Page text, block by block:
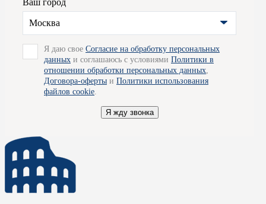
– эта продукция прослужит вам долгие годы, не теряя своего
первоначального внешнего вида и функциональности.
Изделия фабрики ко всему прочему обладают демократичной
ценой, что наряду с отменным качеством делают их просто
великолепными.
Для получения подробной информации вы можете обратиться
к специалистам наших салонов, - они будут рады
проконсультировать вас по всем вопросам и помогут
вас доставку товара по Москве.
Ваш город
Москва
Я даю свое Согласие на обработку персональных
данных и соглашаюсь с условиями Политики в
отношении обработки персональных данных
Договора-оферты и Политики использования
файлов cookie
Я жду звонка